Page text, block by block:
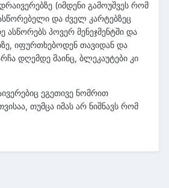
(იმდენი გამოუშვეს რომ
და ძველ კარტებზეც
პოვერ მენეჯმენტში და
იფურთხებოდენ თავიდან და
დღემდე მაინც, ბლეკაუტები კი
ეგეთივე ნომრით
თუმცა იმას არ ნიშნავს რომ